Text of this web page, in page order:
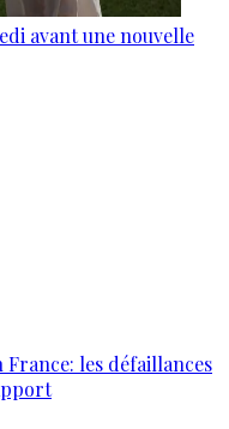
avant une nouvelle
France: les défaillances